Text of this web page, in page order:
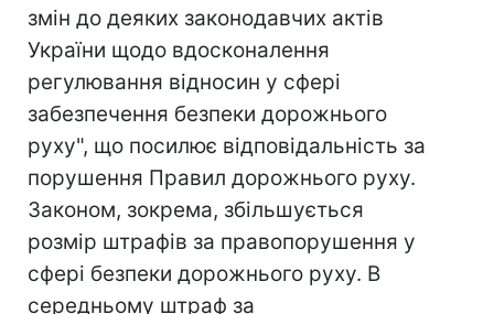
змін до деяких законодавчих актів
України щодо вдосконалення
регулювання відносин у сфері
забезпечення безпеки дорожнього
руху", що посилює відповідальність за
порушення Правил дорожнього руху.
Законом, зокрема, збільшується
розмір штрафів за правопорушення у
сфері безпеки дорожнього руху. В
середньому штраф за